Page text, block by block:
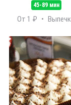
45-89 мин
От 1 ₽